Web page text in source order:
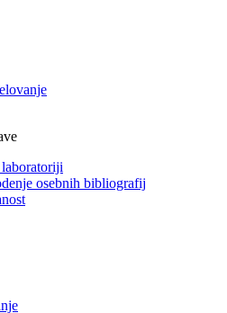
osebnih bibliografij